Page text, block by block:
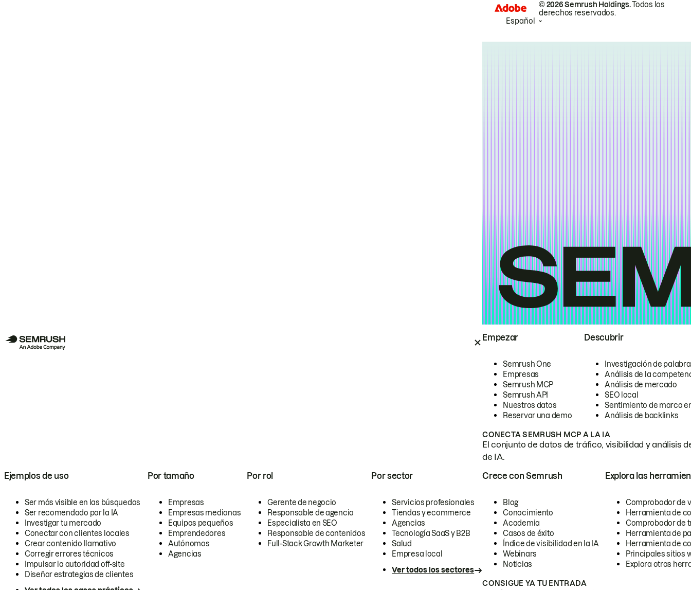
Empezar
Semrush One
Empresas
Semrush MCP
Semrush API
Nuestros datos
Reservar una demo
Descubrir
Investigación de
Análisis de la
Análisis de mercado
SEO local
Sentimiento de marca
Análisis de backlinks
CONECTA SEMRUSH MCP A LA IA
El conjunto de datos de tráfico, visibilidad y análisis
de IA.
Ejemplos de uso
Ser más visible en las búsquedas
Ser recomendado por la IA
Investigar tu mercado
Conectar con clientes locales
Crear contenido llamativo
Corregir errores técnicos
Impulsar la autoridad off-site
Diseñar estrategias de clientes
Por tamaño
Empresas
Empresas medianas
Equipos pequeños
Emprendedores
Autónomos
Agencias
Por rol
Gerente de negocio
Responsable de agencia
Especialista en SEO
Responsable de contenidos
Full-Stack Growth Marketer
Por sector
Servicios profesionales
Tiendas y ecommerce
Agencias
Tecnología SaaS y B2B
Salud
Empresa local
Ver todos los sectores
Crece con Semrush
Blog
Conocimiento
Academia
Casos de éxito
Índice de visibilidad en la IA
Webinars
Noticias
Explora las
Comprobador de
Herramienta de
Comprobador de
Herramienta de
Herramienta de
Principales sitios
Explora otras
CONSIGUE YA TU ENTRADA
© 2026 Semrush Holdings.Todos los
derechos reservados.
Español